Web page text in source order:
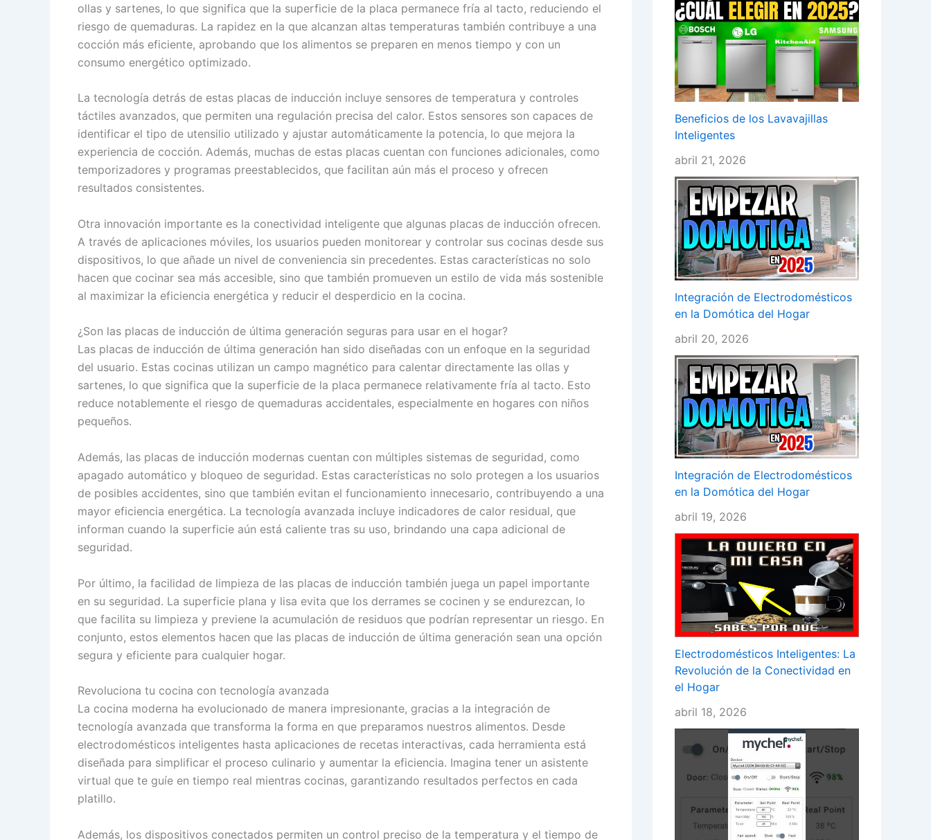
ollas y sartenes, lo que significa que la superficie de la placa permanece fría al tacto, reduciendo el
riesgo de quemaduras. La rapidez en la que alcanzan altas temperaturas también contribuye a una
cocción más eficiente, aprobando que los alimentos se preparen en menos tiempo y con un
consumo energético optimizado.
La tecnología detrás de estas placas de inducción incluye sensores de temperatura y controles
táctiles avanzados, que permiten una regulación precisa del calor. Estos sensores son capaces de
identificar el tipo de utensilio utilizado y ajustar automáticamente la potencia, lo que mejora la
experiencia de cocción. Además, muchas de estas placas cuentan con funciones adicionales, como
temporizadores y programas preestablecidos, que facilitan aún más el proceso y ofrecen
resultados consistentes.
Otra innovación importante es la conectividad inteligente que algunas placas de inducción ofrecen.
A través de aplicaciones móviles, los usuarios pueden monitorear y controlar sus cocinas desde sus
dispositivos, lo que añade un nivel de conveniencia sin precedentes. Estas características no solo
hacen que cocinar sea más accesible, sino que también promueven un estilo de vida más sostenible
al maximizar la eficiencia energética y reducir el desperdicio en la cocina.
¿Son las placas de inducción de última generación seguras para usar en el hogar?
Las placas de inducción de última generación han sido diseñadas con un enfoque en la seguridad
del usuario. Estas cocinas utilizan un campo magnético para calentar directamente las ollas y
sartenes, lo que significa que la superficie de la placa permanece relativamente fría al tacto. Esto
reduce notablemente el riesgo de quemaduras accidentales, especialmente en hogares con niños
pequeños.
Además, las placas de inducción modernas cuentan con múltiples sistemas de seguridad, como
apagado automático y bloqueo de seguridad. Estas características no solo protegen a los usuarios
de posibles accidentes, sino que también evitan el funcionamiento innecesario, contribuyendo a una
mayor eficiencia energética. La tecnología avanzada incluye indicadores de calor residual, que
informan cuando la superficie aún está caliente tras su uso, brindando una capa adicional de
seguridad.
Por último, la facilidad de limpieza de las placas de inducción también juega un papel importante
en su seguridad. La superficie plana y lisa evita que los derrames se cocinen y se endurezcan, lo
que facilita su limpieza y previene la acumulación de residuos que podrían representar un riesgo. En
conjunto, estos elementos hacen que las placas de inducción de última generación sean una opción
segura y eficiente para cualquier hogar.
Revoluciona tu cocina con tecnología avanzada
La cocina moderna ha evolucionado de manera impresionante, gracias a la integración de
tecnología avanzada que transforma la forma en que preparamos nuestros alimentos. Desde
electrodomésticos inteligentes hasta aplicaciones de recetas interactivas, cada herramienta está
diseñada para simplificar el proceso culinario y aumentar la eficiencia. Imagina tener un asistente
virtual que te guíe en tiempo real mientras cocinas, garantizando resultados perfectos en cada
platillo.
Además, los dispositivos conectados permiten un control preciso de la temperatura y el tiempo de
Beneficios de los Lavavajillas
Inteligentes
abril 21, 2026
Integración de Electrodomésticos
en la Domótica del Hogar
abril 20, 2026
Integración de Electrodomésticos
en la Domótica del Hogar
abril 19, 2026
Electrodomésticos Inteligentes: La
Revolución de la Conectividad en
el Hogar
abril 18, 2026